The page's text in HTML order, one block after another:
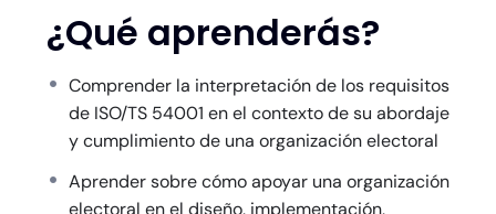
desarrollar destrezas y conocer herramientas
necesarias para la correcta interpretación,
mantenimiento de Sistemas de Gestión de
Calidad Electoral (SGCE) ISO/TS 54001. De igual
manera conocerá las mejores prácticas y
herramientas para abordar sus riesgos y
oportunidades, asegurar procesos, los servicios
¿Qué aprenderás?
Comprender la interpretación de los requisitos
de ISO/TS 54001 en el contexto de su abordaje
y cumplimiento de una organización electoral
Aprender sobre cómo apoyar una organización
electoral en el diseño, implementación,